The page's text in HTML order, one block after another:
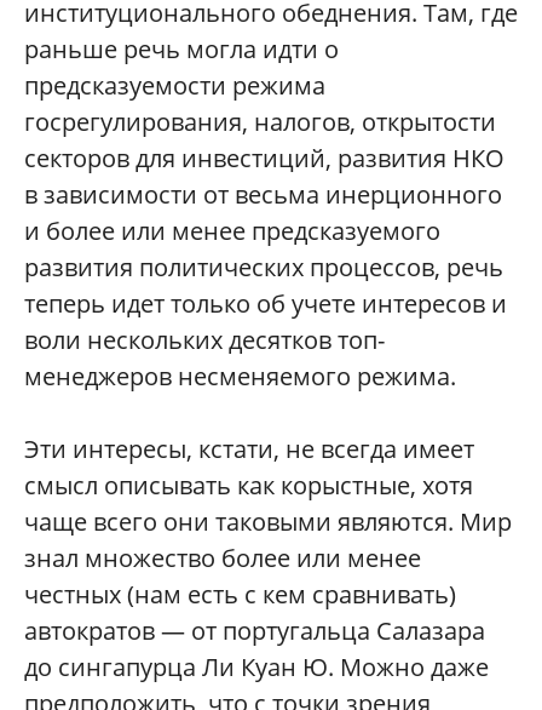
институционального обеднения. Там, где
раньше речь могла идти о
предсказуемости режима
госрегулирования, налогов, открытости
секторов для инвестиций, развития НКО
в зависимости от весьма инерционного
и более или менее предсказуемого
развития политических процессов, речь
теперь идет только об учете интересов и
воли нескольких десятков топ-
менеджеров несменяемого режима.
Эти интересы, кстати, не всегда имеет
смысл описывать как корыстные, хотя
чаще всего они таковыми являются. Мир
знал множество более или менее
честных (нам есть с кем сравнивать)
автократов — от португальца Салазара
до сингапурца Ли Куан Ю. Можно даже
предположить, что с точки зрения